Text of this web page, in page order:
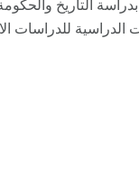
التاريخ
للدراسات